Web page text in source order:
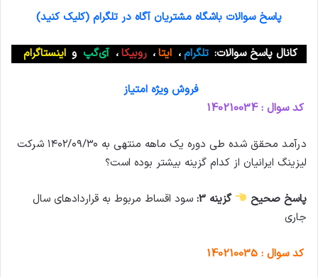
پاسخ سوالات باشگاه مشتریان آگاه در تلگرام (کلیک کنید)
کانال پاسخ سوالات: تلگرام، ایتا، روبیکا، آی‌گپ و اینستاگرام
فروش ویژه امتیاز
کد سوال : 140210034
درآمد محقق شده طی دوره یک ماهه منتهی به ۱۴۰۲/۰۹/۳۰ شرکت
ليزينگ ايرانيان از کدام گزینه بیشتر بوده است؟
پاسخ صحیح گزینه 3:
سود اقساط مربوط به قراردادهای سال
جاری
کد سوال : 140210035